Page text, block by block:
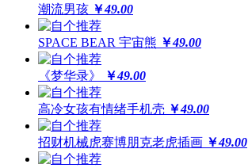
潮流男孩 ￥49.00
SPACE BEAR 宇宙熊 ￥49.00
《梦华录》 ￥49.00
高冷女孩有情绪手机壳 ￥49.00
招财机械虎赛博朋克老虎插画 ￥49.00